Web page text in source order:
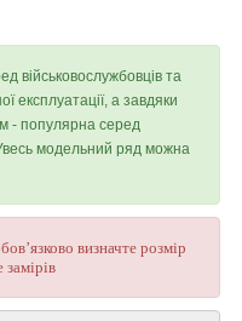
військовослужбовців та
експлуатації, а завдяки
- популярна серед
модельний ряд можна
визначте розмір